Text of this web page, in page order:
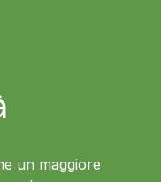
un maggiore